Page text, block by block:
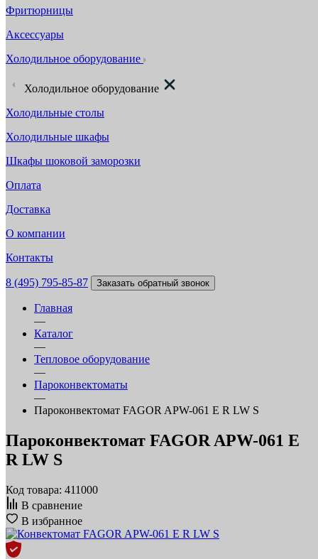
Фритюрницы
Аксессуары
Холодильное оборудование
Холодильное оборудование
Холодильные столы
Холодильные шкафы
Шкафы шоковой заморозки
Оплата
Доставка
О компании
Контакты
8 (495) 795-85-87 Заказать обратный звонок
Главная
—
Каталог
—
Тепловое оборудование
—
Пароконвектоматы
—
Пароконвектомат FAGOR APW-061 E R LW S
Пароконвектомат FAGOR APW-061 E
R LW S
Код товара: 411000
В сравнение
В избранное